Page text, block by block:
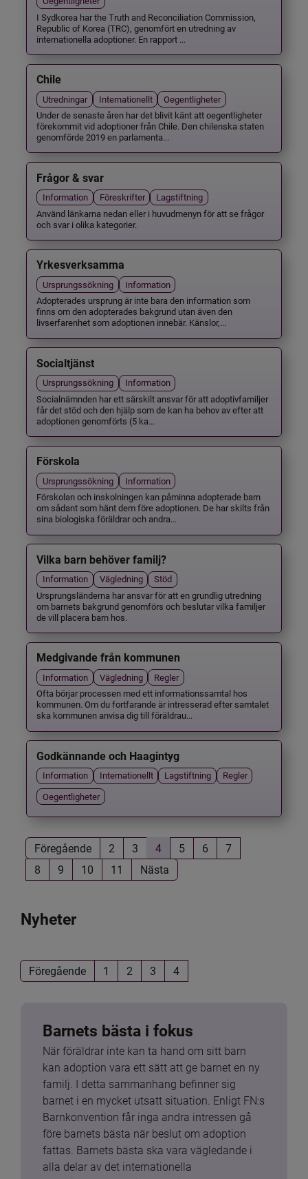
I Sydkorea har the Truth and Reconciliation Commission,
Republic of Korea (TRC), genomfört en utredning av
internationella adoptioner. En rapport ...
Chile
Utredningar Internationellt
Oegentligheter
Under de senaste åren har det blivit känt att oegentligheter
förekommit vid adoptioner från Chile. Den chilenska staten
genomförde 2019 en parlamenta...
Frågor & svar
Information Föreskrifter
Lagstiftning
Använd länkarna nedan eller i huvudmenyn för att se frågor
och svar i olika kategorier.
Yrkesverksamma
Ursprungssökning
Information
Adopterades ursprung är inte bara den information som
finns om den adopterades bakgrund utan även den
livserfarenhet som adoptionen innebär. Känslor,...
Socialtjänst
Ursprungssökning
Information
Socialnämnden har ett särskilt ansvar för att adoptivfamiljer
får det stöd och den hjälp som de kan ha behov av efter att
adoptionen genomförts (5 ka...
Förskola
Ursprungssökning
Information
Förskolan och inskolningen kan påminna adopterade barn
om sådant som hänt dem före adoptionen. De har skilts från
sina biologiska föräldrar och andra...
Vilka barn behöver familj?
Information Vägledning
Stöd
Ursprungsländerna har ansvar för att en grundlig utredning
om barnets bakgrund genomförs och beslutar vilka familjer
de vill placera barn hos.
Medgivande från kommunen
Information Vägledning
Regler
Ofta börjar processen med ett informationssamtal hos
kommunen. Om du fortfarande är intresserad efter samtalet
ska kommunen anvisa dig till föräldrau...
Godkännande och Haagintyg
Information Internationellt Lagstiftning
Regler
Oegentligheter
Föregående 2 3 4 5 6
7
8
9 10 11 Nästa
Nyheter
Föregående 1 2 3 4
Barnets bästa i fokus
När föräldrar inte kan ta hand om sitt barn
kan adoption vara ett sätt att ge barnet en ny
familj. I detta sammanhang befinner sig
barnet i en mycket utsatt situation. Enligt FN:s
Barnkonvention får inga andra intressen gå
före barnets bästa när beslut om adoption
fattas. Barnets bästa ska vara vägledande i
alla delar av det internationella